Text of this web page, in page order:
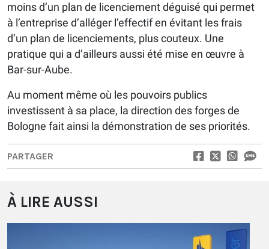
moins d’un plan de licenciement déguisé qui permet
à l’entreprise d’alléger l’effectif en évitant les frais
d’un plan de licenciements, plus couteux. Une
pratique qui a d’ailleurs aussi été mise en œuvre à
Bar-sur-Aube.
Au moment même où les pouvoirs publics
investissent à sa place, la direction des forges de
Bologne fait ainsi la démonstration de ses priorités.
PARTAGER
À LIRE AUSSI